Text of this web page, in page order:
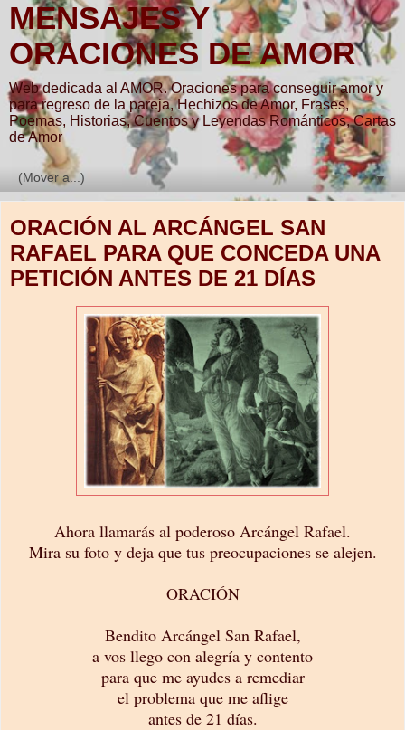
MENSAJES Y
ORACIONES DE AMOR
Web dedicada al AMOR. Oraciones para conseguir amor y
para regreso de la pareja, Hechizos de Amor, Frases,
Poemas, Historias, Cuentos y Leyendas Románticos, Cartas
de Amor
▼
ORACIÓN AL ARCÁNGEL SAN
RAFAEL PARA QUE CONCEDA UNA
PETICIÓN ANTES DE 21 DÍAS
Ahora llamarás al poderoso Arcángel Rafael.
Mira su foto y deja que tus preocupaciones se alejen.
ORACIÓN
Bendito Arcángel San Rafael,
a vos llego con alegría y contento
para que me ayudes a remediar
el problema que me aflige
antes de 21 días.